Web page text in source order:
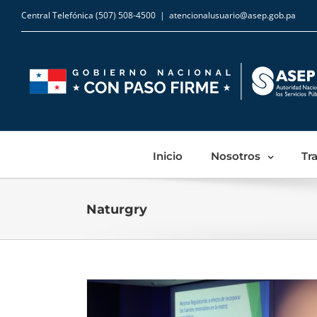
Central Telefónica (507) 508-4500 | atencionalusuario@asep.gob.pa
Inicio Nosotros
Naturgry